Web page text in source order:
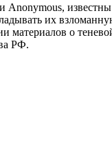
их
материалов о
РФ.